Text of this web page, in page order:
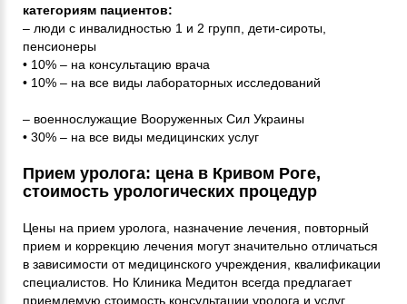
категориям пациентов:
– люди с инвалидностью 1 и 2 групп, дети-сироты,
пенсионеры
• 10% – на консультацию врача
• 10% – на все виды лабораторных исследований
– военнослужащие Вооруженных Сил Украины
• 30% – на все виды медицинских услуг
Прием уролога: цена в Кривом Роге,
стоимость урологических процедур
Цены на прием уролога, назначение лечения, повторный
прием и коррекцию лечения могут значительно отличаться
в зависимости от медицинского учреждения, квалификации
специалистов. Но Клиника Медитон всегда предлагает
приемлемую стоимость консультации уролога и услуг